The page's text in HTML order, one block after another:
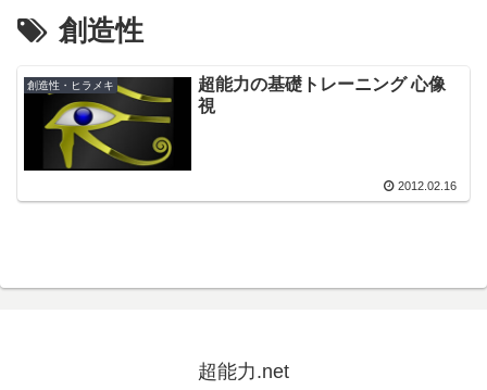
創造性
創造性・ヒラメキ
超能力の基礎トレーニング 心像
視
2012.02.16
超能力.net